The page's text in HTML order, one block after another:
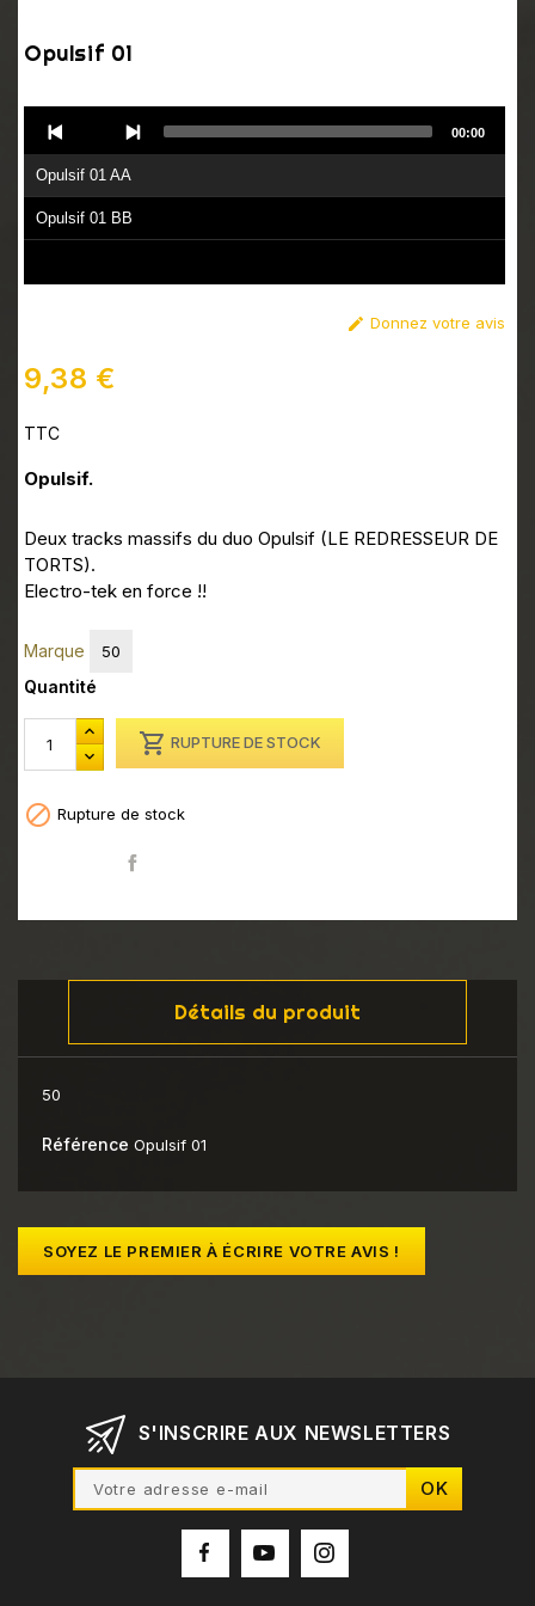
Opulsif 01
Player
Opulsif 01 AA
Opulsif 01 BB
00:00
 Donnez votre avis
9,38 €
TTC
Opulsif.
Deux tracks massifs du duo Opulsif (LE REDRESSEUR DE
TORTS).
Electro-tek en force !!
Marque 50
Quantité
 RUPTURE DE STOCK
 Rupture de stock
Détails du produit
50
Référence Opulsif 01
SOYEZ LE PREMIER À ÉCRIRE VOTRE AVIS !
S'INSCRIRE AUX NEWSLETTERS